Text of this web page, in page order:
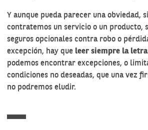
Y aunque pueda parecer una obviedad,
contratemos un servicio o un producto,
seguros opcionales contra robo o
excepción, hay que leer siempre la letra
podemos encontrar excepciones, o
condiciones no deseadas, que una vez
no podremos eludir.